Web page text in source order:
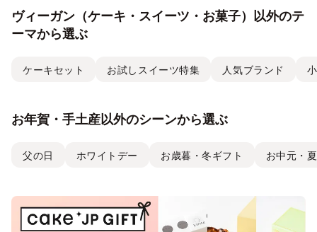
も
ヴィーガン（ケーキ・スイーツ・お菓子）以外のテ
ーマから選ぶ
ケーキセット お試しスイーツ特集 人気ブランド
お年賀・手土産以外のシーンから選ぶ
父の日 ホワイトデー お歳暮・冬ギフト お中元・